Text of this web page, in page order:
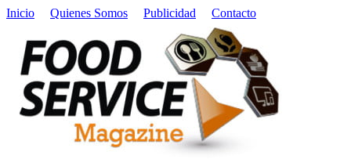
Inicio Quienes Somos Publicidad Contacto